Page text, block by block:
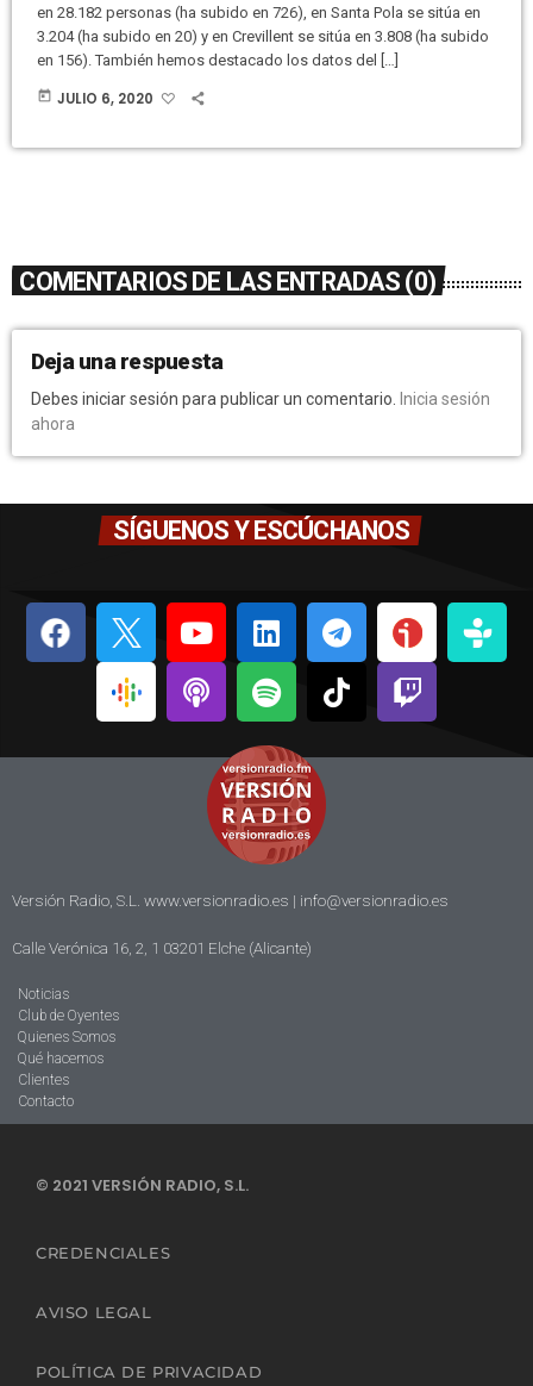
en 28.182 personas (ha subido en 726), en Santa Pola se sitúa en
3.204 (ha subido en 20) y en Crevillent se sitúa en 3.808 (ha subido
en 156). También hemos destacado los datos del […]
today JULIO 6, 2020
COMENTARIOS DE LAS ENTRADAS (0)
Deja una respuesta
Debes iniciar sesión para publicar un comentario.
Inicia sesión
ahora
SÍGUENOS Y ESCÚCHANOS
Versión Radio, S.L. www.versionradio.es | info@versionradio.es
Calle Verónica 16, 2, 1 03201 Elche (Alicante)
Noticias
Club de Oyentes
Quienes Somos
Qué hacemos
Clientes
Contacto
© 2021 VERSIÓN RADIO, S.L.
CREDENCIALES
AVISO LEGAL
POLÍTICA DE PRIVACIDAD